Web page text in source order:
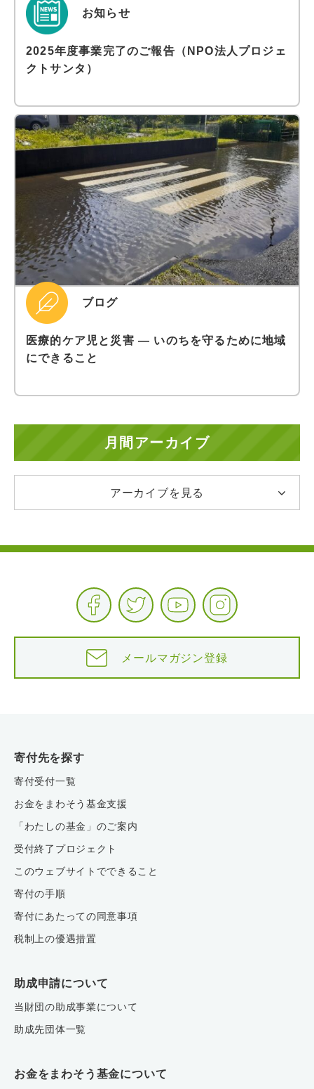
お知らせ
2025年度事業完了のご報告（NPO法人プロジェ
クトサンタ）
ブログ
医療的ケア児と災害 ― いのちを守るために地域
にできること
月間アーカイブ
アーカイブを見る
メールマガジン登録
寄付先を探す
寄付受付一覧
お金をまわそう基金支援
「わたしの基金」のご案内
受付終了プロジェクト
このウェブサイトでできること
寄付の手順
寄付にあたっての同意事項
税制上の優遇措置
助成申請について
当財団の助成事業について
助成先団体一覧
お金をまわそう基金について